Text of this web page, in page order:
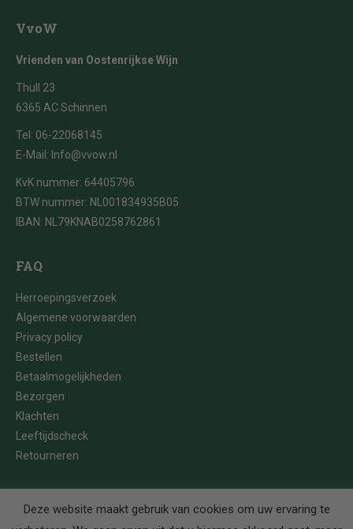
VvoW
Vrienden van Oostenrijkse Wijn
Thull 23
6365 AC Schinnen
Tel: 06-22068145
E-Mail: Info@vvow.nl
KvK nummer: 64405796
BTW nummer: NL001834935B05
IBAN: NL79KNAB0258762861
FAQ
Herroepingsverzoek
Algemene voorwaarden
Privacy policy
Bestellen
Betaalmogelijkheden
Bezorgen
Klachten
Leeftijdscheck
Retourneren
Deze website maakt gebruik van cookies om uw ervaring te